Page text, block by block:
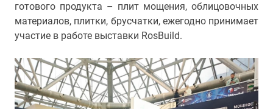
готового продукта – плит мощения, облицовочных
материалов, плитки, брусчатки, ежегодно принимает
участие в работе выставки RosBuild.